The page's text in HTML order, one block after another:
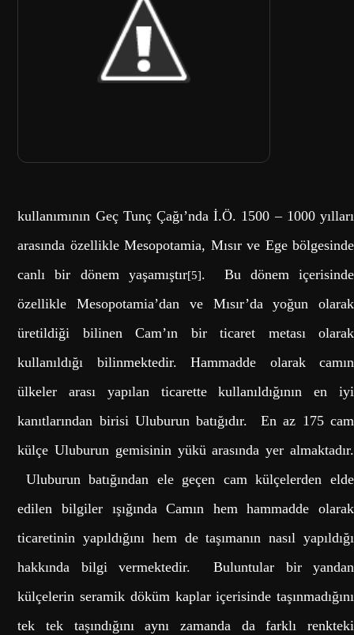
kullanımının Geç Tunç Çağı’nda İ.Ö. 1500 – 1000 yılları
arasında özellikle Mesopotamia, Mısır ve Ege bölgesinde
canlı bir dönem yaşamıştır[5]. Bu dönem içerisinde
özellikle Mesopotamia’dan ve Mısır’da yoğun olarak
üretildiği bilinen Cam’ın bir ticaret metası olarak
kullanıldığı bilinmektedir. Hammadde olarak camın
ülkeler arası yapılan ticarette kullanıldığının en iyi
kanıtlarından birisi Uluburun batığıdır. En az 175 cam
külçe Uluburun gemisinin yükü arasında yer almaktadır.
Uluburun batığından ele geçen cam külçelerden elde
edilen bilgiler ışığında Camın hem hammadde olarak
ticaretinin yapıldığını hem de taşımanın nasıl yapıldığı
hakkında bilgi vermektedir. Buluntular bir yandan
külçelerin seramik döküm kaplar içerisinde taşınmadığını
tek tek taşındığını aynı zamanda da farklı renkteki